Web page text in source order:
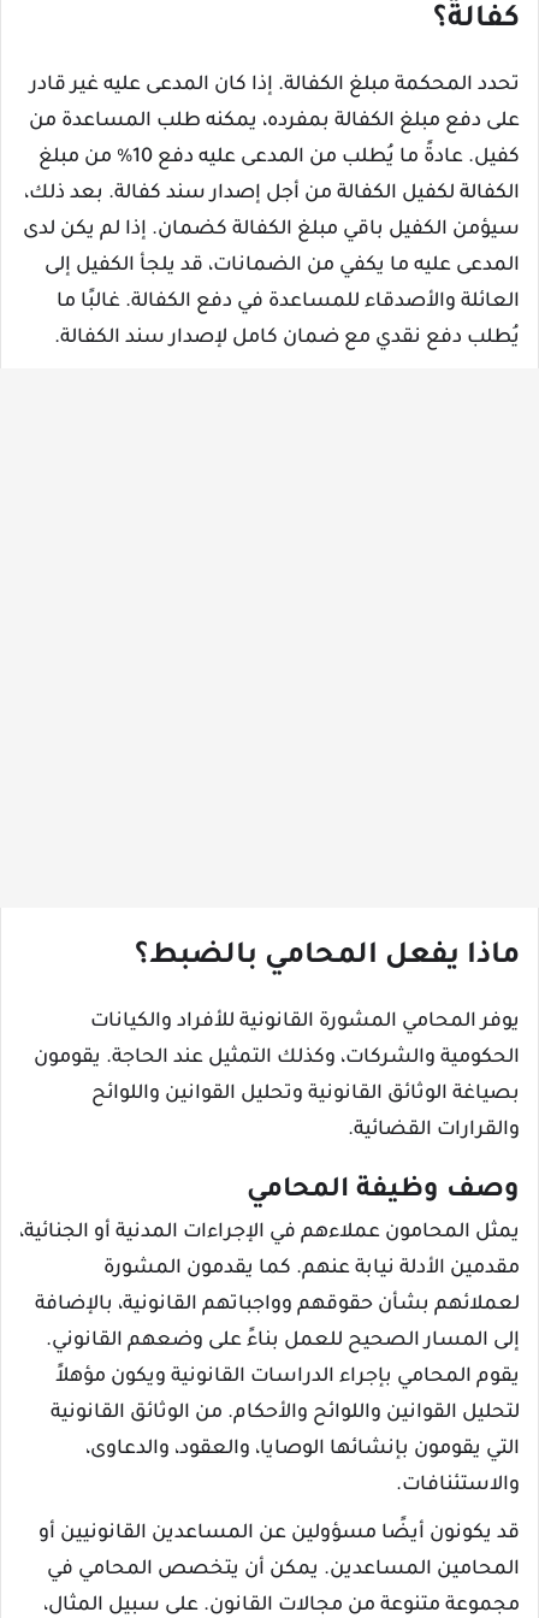
كفالة؟
تحدد المحكمة مبلغ الكفالة. إذا كان المدعى عليه غير قادر
على دفع مبلغ الكفالة بمفرده، يمكنه طلب المساعدة من
كفيل. عادةً ما يُطلب من المدعى عليه دفع 10% من مبلغ
الكفالة لكفيل الكفالة من أجل إصدار سند كفالة. بعد ذلك،
سيؤمن الكفيل باقي مبلغ الكفالة كضمان. إذا لم يكن لدى
المدعى عليه ما يكفي من الضمانات، قد يلجأ الكفيل إلى
العائلة والأصدقاء للمساعدة في دفع الكفالة. غالبًا ما
يُطلب دفع نقدي مع ضمان كامل لإصدار سند الكفالة.
ماذا يفعل المحامي بالضبط؟
يوفر المحامي المشورة القانونية للأفراد والكيانات
الحكومية والشركات، وكذلك التمثيل عند الحاجة. يقومون
بصياغة الوثائق القانونية وتحليل القوانين واللوائح
والقرارات القضائية.
وصف وظيفة المحامي
يمثل المحامون عملاءهم في الإجراءات المدنية أو الجنائية،
مقدمين الأدلة نيابة عنهم. كما يقدمون المشورة
لعملائهم بشأن حقوقهم وواجباتهم القانونية، بالإضافة
إلى المسار الصحيح للعمل بناءً على وضعهم القانوني.
يقوم المحامي بإجراء الدراسات القانونية ويكون مؤهلاً
لتحليل القوانين واللوائح والأحكام. من الوثائق القانونية
التي يقومون بإنشائها الوصايا، والعقود، والدعاوى،
والاستئنافات.
قد يكونون أيضًا مسؤولين عن المساعدين القانونيين أو
المحامين المساعدين. يمكن أن يتخصص المحامي في
مجموعة متنوعة من مجالات القانون. على سبيل المثال،